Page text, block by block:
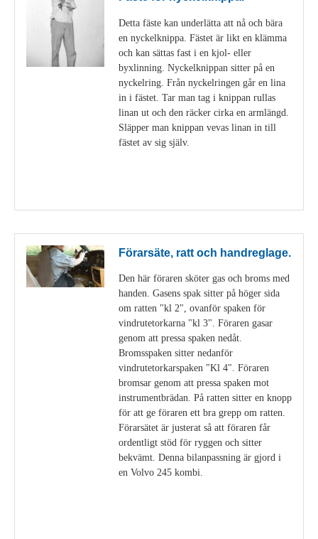
Detta fäste kan underlätta att nå och bära
en nyckelknippa. Fästet är likt en klämma
och kan sättas fast i en kjol- eller
byxlinning. Nyckelknippan sitter på en
nyckelring. Från nyckelringen går en lina
in i fästet. Tar man tag i knippan rullas
linan ut och den räcker cirka en armlängd.
Släpper man knippan vevas linan in till
fästet av sig själv.
Förarsäte, ratt och handreglage.
Den här föraren sköter gas och broms med
handen. Gasens spak sitter på höger sida
om ratten "kl 2", ovanför spaken för
vindrutetorkarna "kl 3". Föraren gasar
genom att pressa spaken nedåt.
Bromsspaken sitter nedanför
vindrutetorkarspaken "Kl 4". Föraren
bromsar genom att pressa spaken mot
instrumentbrädan. På ratten sitter en knopp
för att ge föraren ett bra grepp om ratten.
Förarsätet är justerat så att föraren får
ordentligt stöd för ryggen och sitter
bekvämt. Denna bilanpassning är gjord i
en Volvo 245 kombi.